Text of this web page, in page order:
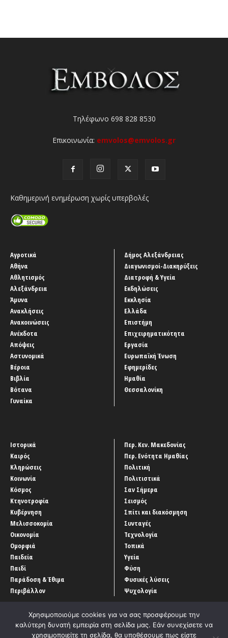
Τηλέφωνο 698 828 8530
Επικοινωνία: emvolos@emvolos.gr
Καθημερινή ενημέρωση χωρίς υπερβολές
Αγροτικά
Αθήνα
Αθλητισμός
Αλεξάνδρεια
Άμυνα
Ανακλήσεις
Ανακοινώσεις
Ανέκδοτα
Απόψεις
Αστυνομικά
Βέροια
Βιβλία
Βότανα
Γυναίκα
Δήμος Αλεξάνδρειας
Διαγωνισμοί-Διακηρύξεις
Διατροφή & Υγεία
Εκδηλώσεις
Εκκλησία
Ελλάδα
Επιστήμη
Επιχειρηματικότητα
Εργασία
Ευρωπαϊκή Ένωση
Εφημερίδες
Ημαθία
Θεσσαλονίκη
Ιστορικά
Καιρός
Κληρώσεις
Κοινωνία
Κόσμος
Κτηνοτροφία
Κυβέρνηση
Μελισσοκομία
Οικονομία
Ομορφιά
Παιδεία
Παιδί
Παράδοση & Έθιμα
Περιβάλλον
Περ. Κεν. Μακεδονίας
Περ. Ενότητα Ημαθίας
Πολιτική
Πολιτιστικά
Σαν Σήμερα
Σεισμός
Σπίτι και διακόσμηση
Συνταγές
Τεχνολογία
Τοπικά
Υγεία
Φύση
Φυσικές λύσεις
Ψυχολογία
Χρησιμοποιούμε cookies για να σας προσφέρουμε την
καλύτερη δυνατή εμπειρία στη σελίδα μας. Εάν συνεχίσετε να
χρησιμοποιείτε τη σελίδα, θα υποθέσουμε πως είστε